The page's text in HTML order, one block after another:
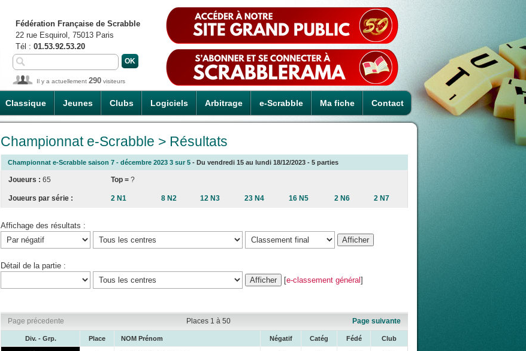
Classique Jeunes Clubs Logiciels Arbitrage e-Scrabble Ma fiche Contact
Fédération Française de Scrabble
22 rue Esquirol, 75013 Paris
Tél : 01.53.92.53.20
Il y a actuellement 290 visiteurs
Championnat e-Scrabble > Résultats
Championnat e-Scrabble saison 7 - décembre 2023 3 sur 5 - Du vendredi 15 au lundi 18/12/2023 - 5 parties
Joueurs : 65 Top = ?
Joueurs par série : 2 N1 8 N2 12 N3 23 N4 16 N5 2 N6 2 N7
Affichage des résultats :
Détail de la partie :
[e-classement général]
Page précedente Places 1 à 50 Page suivante
Div. - Grp. Place NOM Prénom Négatif Catég Fédé Club